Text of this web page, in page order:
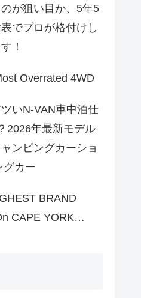
が狙い目か、5年5
でプロが格付けし
！
Overrated 4WD
いN-VAN車中泊仕
2026年最新モデル
ンピングカーショ
グカー
BRAND
CAPE YORK…